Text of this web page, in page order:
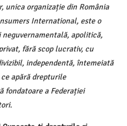
unica organizație din România
International, este o
apolitică,
fără scop lucrativ, cu
independentă, întemeiată
apără drepturile
fondatoare a Federației